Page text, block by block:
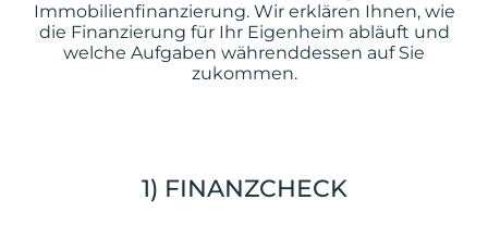
Immobilienfinanzierung. Wir erklären Ihnen, wie
die Finanzierung für Ihr Eigenheim abläuft und
welche Aufgaben währenddessen auf Sie
zukommen.
1) FINANZCHECK